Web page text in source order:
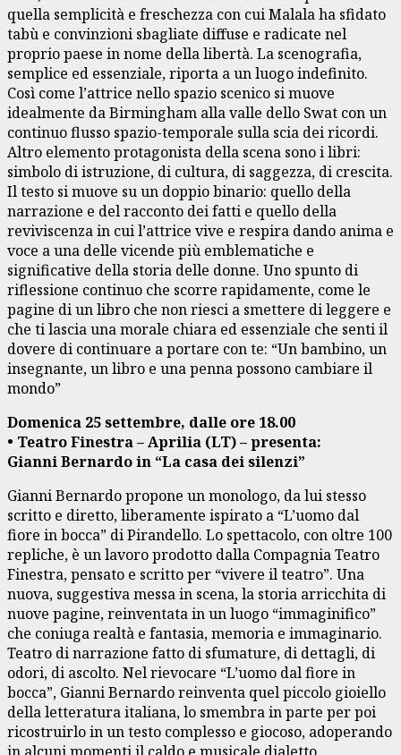
quella semplicità e freschezza con cui Malala ha sfidato
tabù e convinzioni sbagliate diffuse e radicate nel
proprio paese in nome della libertà. La scenografia,
semplice ed essenziale, riporta a un luogo indefinito.
Così come l’attrice nello spazio scenico si muove
idealmente da Birmingham alla valle dello Swat con un
continuo flusso spazio-temporale sulla scia dei ricordi.
Altro elemento protagonista della scena sono i libri:
simbolo di istruzione, di cultura, di saggezza, di crescita.
Il testo si muove su un doppio binario: quello della
narrazione e del racconto dei fatti e quello della
reviviscenza in cui l’attrice vive e respira dando anima e
voce a una delle vicende più emblematiche e
significative della storia delle donne. Uno spunto di
riflessione continuo che scorre rapidamente, come le
pagine di un libro che non riesci a smettere di leggere e
che ti lascia una morale chiara ed essenziale che senti il
dovere di continuare a portare con te: “Un bambino, un
insegnante, un libro e una penna possono cambiare il
mondo”
Domenica 25 settembre, dalle ore 18.00
• Teatro Finestra – Aprilia (LT) – presenta:
Gianni Bernardo in “La casa dei silenzi”
Gianni Bernardo propone un monologo, da lui stesso
scritto e diretto, liberamente ispirato a “L’uomo dal
fiore in bocca” di Pirandello. Lo spettacolo, con oltre 100
repliche, è un lavoro prodotto dalla Compagnia Teatro
Finestra, pensato e scritto per “vivere il teatro”. Una
nuova, suggestiva messa in scena, la storia arricchita di
nuove pagine, reinventata in un luogo “immaginifico”
che coniuga realtà e fantasia, memoria e immaginario.
Teatro di narrazione fatto di sfumature, di dettagli, di
odori, di ascolto. Nel rievocare “L’uomo dal fiore in
bocca”, Gianni Bernardo reinventa quel piccolo gioiello
della letteratura italiana, lo smembra in parte per poi
ricostruirlo in un testo complesso e giocoso, adoperando